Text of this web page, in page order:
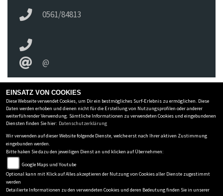
0561/84813
@
ZWEIRAD SCHIRA INH. UWE SCHÜTZE E.K.
Holländische Str 236-34127 Kassel
Disclaimer
powered by 1000PS
EINSATZ VON COOKIES
Diese Webseite verwendet Cookies, um Dir ein bestmögliches Surf-Erlebnis zu ermöglichen. Diese
Daten werden erhoben und dienen nicht für die Erstellung von Nutzungsprofilen oder anderer
weiterführender Verwendung. Sämtliche Informationen zu verwendeten Cookies und eingebundenen
Diensten finden Sie hier: Datenschutzerklärung
Wir verwenden auf dieser Website folgende Dienste, welche erst nach Ihrer aktiven Zustimmung
eingebunden werden.
Bitte haken Sie dazu den jeweiligen Dienst an und klicken auf Übernehmen:
Google Maps und Youtube
Optional kann mit Klick auf Alles akzeptieren der Nutzung von Cookies aller Dienste zugestimmt
werden
Detailierte Informationen zu den verwendeten Cookies und deren Bedeutung finden Sie in unserer